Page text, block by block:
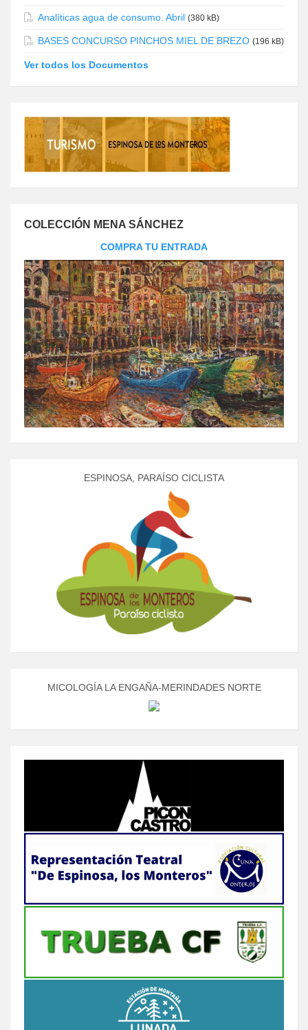
Analíticas agua de consumo. Abril (380 kB)
BASES CONCURSO PINCHOS MIEL DE BREZO (196 kB)
Ver todos los Documentos
COLECCIÓN MENA SÁNCHEZ
COMPRA TU ENTRADA
ESPINOSA, PARAÍSO CICLISTA
MICOLOGÍA LA ENGAÑA-MERINDADES NORTE